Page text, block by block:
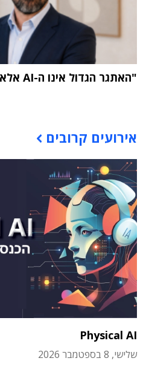
"האתגר הגדול אינו ה-AI אלא הטמעתה בארגון"
אירועים קרובים
Physical AI
שלישי, 8 בספטמבר 2026